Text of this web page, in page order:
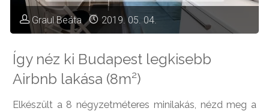
Graul Beáta 2019. 05. 04.
Így néz ki Budapest legkisebb
Airbnb lakása (8m²)
Elkészült a 8 négyzetméteres minilakás, nézd meg a